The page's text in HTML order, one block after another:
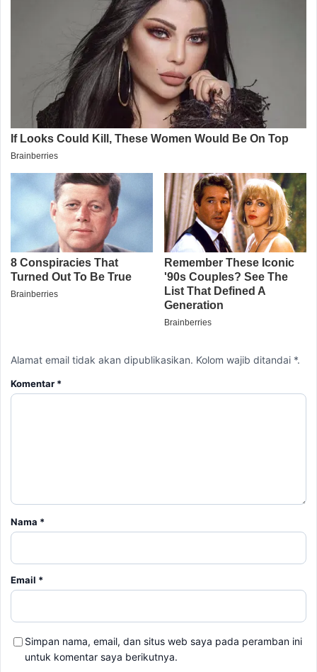
Alamat email tidak akan dipublikasikan. Kolom wajib ditandai *.
Komentar *
Nama *
Email *
Simpan nama, email, dan situs web saya pada peramban ini
untuk komentar saya berikutnya.